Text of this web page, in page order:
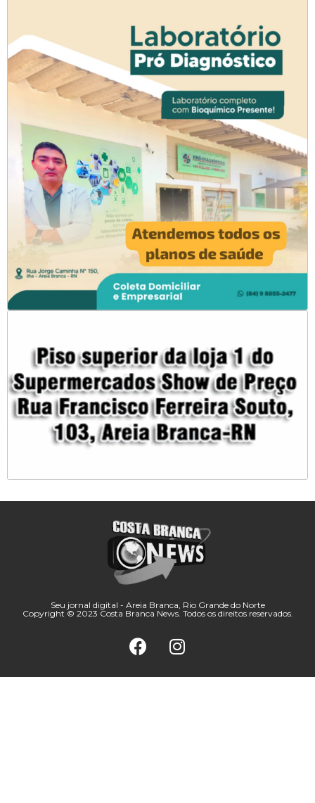
Seu jornal digital - Areia Branca, Rio Grande do Norte
Copyright © 2023 Costa Branca News. Todos os direitos reservados.